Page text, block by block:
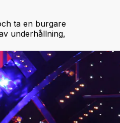
ta en burgare
underhållning,